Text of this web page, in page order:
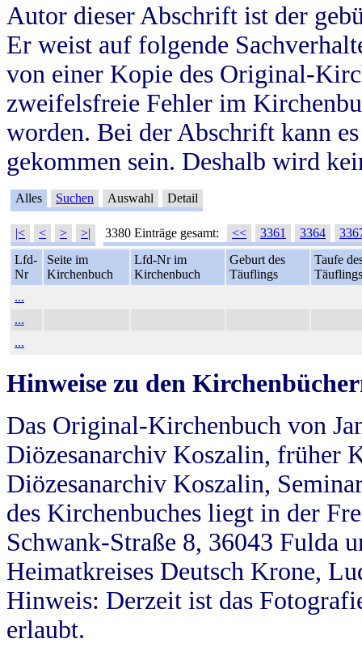
Autor dieser Abschrift ist der
Er weist auf folgende
von einer Kopie des Original-
zweifelsfreie Fehler im
worden. Bei der Abschrift kann
gekommen sein. Deshalb wird
Alles Suchen Auswahl Detail
|< < > >| 3380 Einträge gesamt: << 3361 3364
Lfd-
Nr
Seite im
Kirchenbuch
Lfd-Nr im
Kirchenbuch
Geburt des
Täuflings
Taufe
Täuflings
...
...
...
Hinweise zu den
Das Original-Kirchenbuch von
Diözesanarchiv Koszalin, früher
Diözesanarchiv Koszalin,
des Kirchenbuches liegt in der
Schwank-Straße 8, 36043 Fulda
Heimatkreises Deutsch Krone,
Hinweis: Derzeit ist das
erlaubt.